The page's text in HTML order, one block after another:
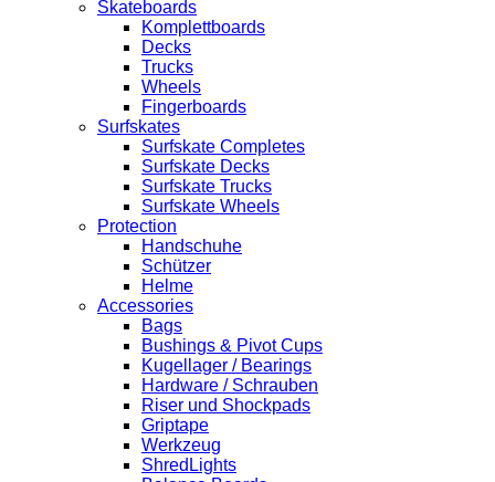
Skateboards
Komplettboards
Decks
Trucks
Wheels
Fingerboards
Surfskates
Surfskate Completes
Surfskate Decks
Surfskate Trucks
Surfskate Wheels
Protection
Handschuhe
Schützer
Helme
Accessories
Bags
Bushings & Pivot Cups
Kugellager / Bearings
Hardware / Schrauben
Riser und Shockpads
Griptape
Werkzeug
ShredLights